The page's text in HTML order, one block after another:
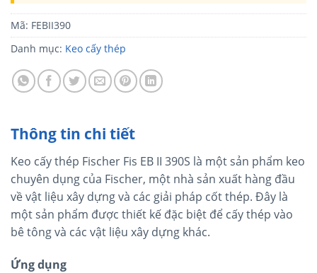
Mã: FEBII390
Danh mục: Keo cấy thép
Thông tin chi tiết
Keo cấy thép Fischer Fis EB II 390S là một sản phẩm keo
chuyên dụng của Fischer, một nhà sản xuất hàng đầu
về vật liệu xây dựng và các giải pháp cốt thép. Đây là
một sản phẩm được thiết kế đặc biệt để cấy thép vào
bê tông và các vật liệu xây dựng khác.
Ứng dụng